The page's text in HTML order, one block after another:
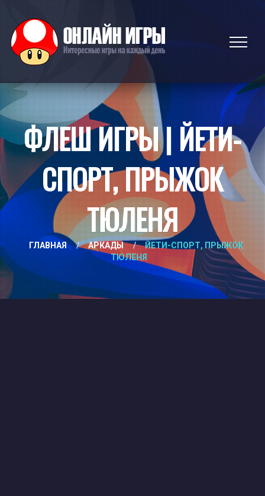
ФЛЕШ ИГРЫ | ЙЕТИ-
СПОРТ, ПРЫЖОК
ТЮЛЕНЯ
ГЛАВНАЯ / АРКАДЫ /
ЙЕТИ-СПОРТ, ПРЫЖОК
ТЮЛЕНЯ